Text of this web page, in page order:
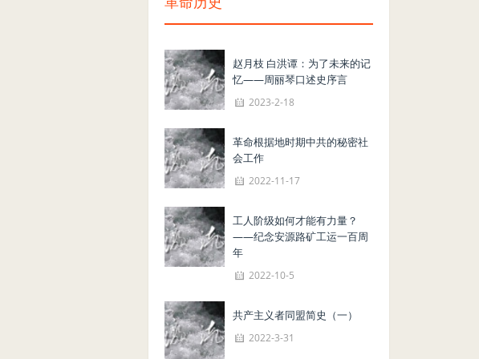
赵月枝 白洪谭：为了未来的记
忆——周丽琴口述史序言
2023-2-18
革命根据地时期中共的秘密社
会工作
2022-11-17
工人阶级如何才能有力量？
——纪念安源路矿工运一百周
年
2022-10-5
共产主义者同盟简史（一）
2022-3-31